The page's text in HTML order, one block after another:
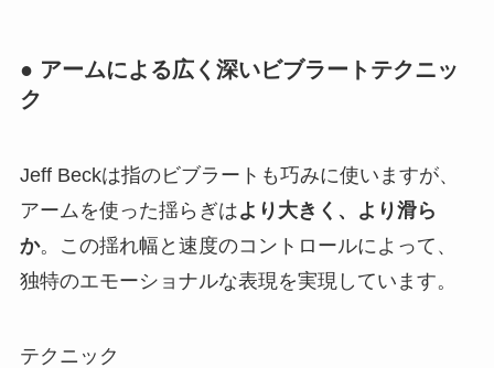
● アームによる広く深いビブラートテクニッ
ク
Jeff Beckは指のビブラートも巧みに使いますが、
アームを使った揺らぎはより大きく、より滑ら
か。この揺れ幅と速度のコントロールによって、
独特のエモーショナルな表現を実現しています。
テクニック